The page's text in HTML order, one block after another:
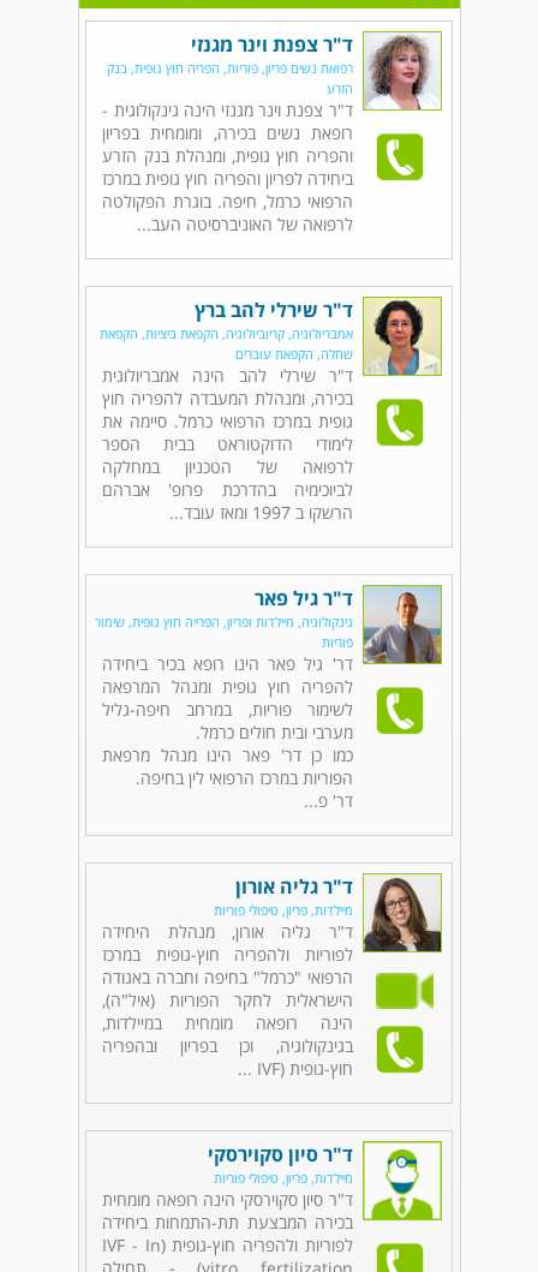
ד"ר צפנת וינר מגנזי
רפואת נשים פריון, פוריות, הפריה חוץ גופית, בנק
הזרע
ד"ר צפנת וינר מגנזי הינה גינקולוגית -
רופאת נשים בכירה, ומומחית בפריון
והפריה חוץ גופית, ומנהלת בנק הזרע
ביחידה לפריון והפריה חוץ גופית במרכז
הרפואי כרמל, חיפה. בוגרת הפקולטה
לרפואה של האוניברסיטה העב...
ד"ר שירלי להב ברץ
אמבריולוגיה, קריוביולוגיה, הקפאת ביציות, הקפאת
שחלה, הקפאת עוברים
ד"ר שירלי להב הינה אמבריולוגית
בכירה, ומנהלת המעבדה להפריה חוץ
גופית במרכז הרפואי כרמל. סיימה את
לימודי הדוקטוראט בבית הספר
לרפואה של הטכניון במחלקה
לביוכימיה בהדרכת פרופ' אברהם
הרשקו ב 1997 ומאז עובד...
ד"ר גיל פאר
גינקולוגיה, מיילדות ופריון, הפרייה חוץ גופית, שימור
פוריות
דר' גיל פאר הינו רופא בכיר ביחידה
להפריה חוץ גופית ומנהל המרפאה
לשימור פוריות, במרחב חיפה-גליל
מערבי ובית חולים כרמל.
כמו כן דר' פאר הינו מנהל מרפאת
הפוריות במרכז הרפואי לין בחיפה.
דר' פ...
ד"ר גליה אורון
מיילדות, פריון, טיפולי פוריות
ד"ר גליה אורון, מנהלת היחידה
לפוריות ולהפריה חוץ-גופית במרכז
הרפואי "כרמל" בחיפה וחברה באגודה
הישראלית לחקר הפוריות (איל"ה),
הינה רופאה מומחית במיילדות,
בגינקולוגיה, וכן בפריון ובהפריה
חוץ-גופית (IVF ...
ד"ר סיון סקוירסקי
מיילדות, פריון, טיפולי פוריות
ד"ר סיון סקוירסקי הינה רופאה מומחית
בכירה המבצעת תת-התמחות ביחידה
לפוריות ולהפריה חוץ-גופית (IVF - In